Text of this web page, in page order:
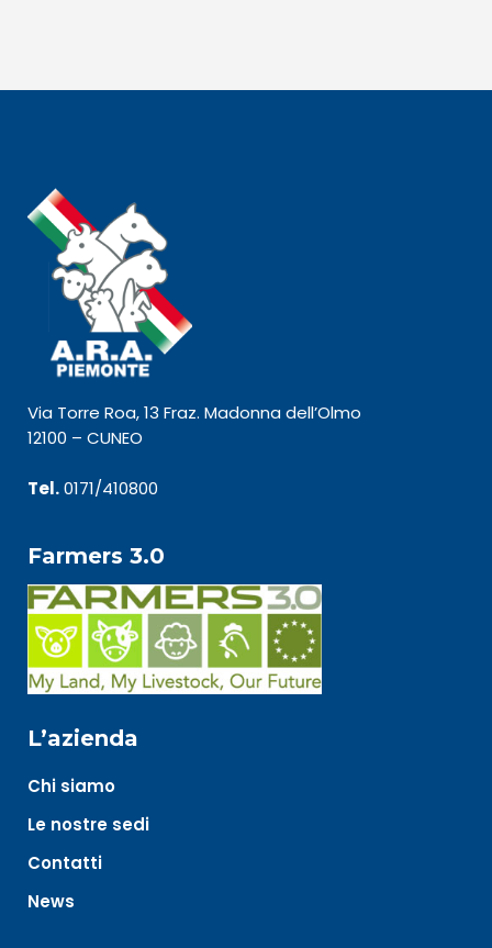
Via Torre Roa, 13 Fraz. Madonna dell’Olmo
12100 – CUNEO
Tel.0171/410800
Farmers 3.0
L’azienda
Chi siamo
Le nostre sedi
Contatti
News